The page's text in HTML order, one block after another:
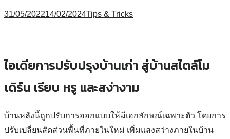
31/05/202214/02/2024Tips & Tricks
ไอเดียการปรับปรุงบ้านเก่า สู่บ้านสไตล์โม
เดิร์น เรียบ หรู และสง่างาม
บ้านหลังนี้ถูกปรับการออกแบบให้มีเอกลักษณ์เฉพาะตัว โดยการ
ปรับเปลี่ยนสัดส่วนพื้นที่ภายในใหม่ เพิ่มแสงสว่างภายในบ้าน